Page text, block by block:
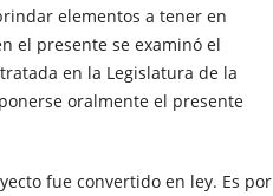
elementos a tener en
el presente se examinó el
en la Legislatura de la
oralmente el presente
fue convertido en ley. Es por